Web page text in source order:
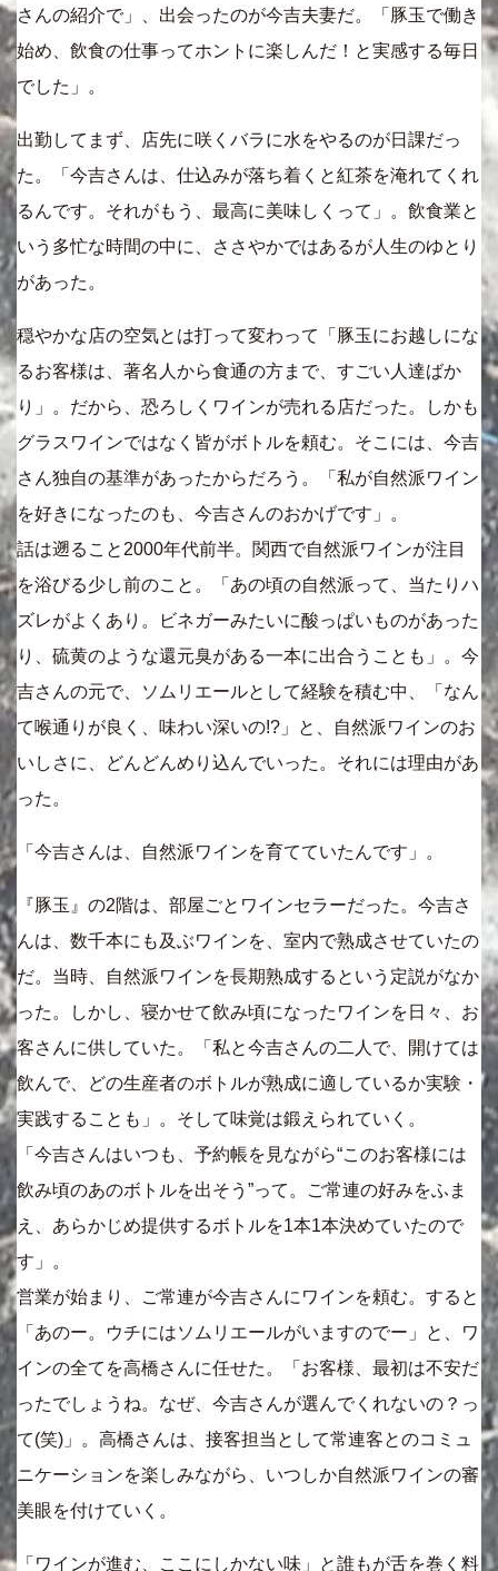
さんの紹介で」、出会ったのが今吉夫妻だ。「豚玉で働き
始め、飲食の仕事ってホントに楽しんだ！と実感する毎日
でした」。
出勤してまず、店先に咲くバラに水をやるのが日課だっ
た。「今吉さんは、仕込みが落ち着くと紅茶を淹れてくれ
るんです。それがもう、最高に美味しくって」。飲食業と
いう多忙な時間の中に、ささやかではあるが人生のゆとり
があった。
穏やかな店の空気とは打って変わって「豚玉にお越しにな
るお客様は、著名人から食通の方まで、すごい人達ばか
り」。だから、恐ろしくワインが売れる店だった。しかも
グラスワインではなく皆がボトルを頼む。そこには、今吉
さん独自の基準があったからだろう。「私が自然派ワイン
を好きになったのも、今吉さんのおかげです」。
話は遡ること2000年代前半。関西で自然派ワインが注目
を浴びる少し前のこと。「あの頃の自然派って、当たりハ
ズレがよくあり。ビネガーみたいに酸っぱいものがあった
り、硫黄のような還元臭がある一本に出合うことも」。今
吉さんの元で、ソムリエールとして経験を積む中、「なん
て喉通りが良く、味わい深いの!?」と、自然派ワインのお
いしさに、どんどんめり込んでいった。それには理由があ
った。
「今吉さんは、自然派ワインを育てていたんです」。
『豚玉』の2階は、部屋ごとワインセラーだった。今吉さ
んは、数千本にも及ぶワインを、室内で熟成させていたの
だ。当時、自然派ワインを長期熟成するという定説がなか
った。しかし、寝かせて飲み頃になったワインを日々、お
客さんに供していた。「私と今吉さんの二人で、開けては
飲んで、どの生産者のボトルが熟成に適しているか実験・
実践することも」。そして味覚は鍛えられていく。
「今吉さんはいつも、予約帳を見ながら“このお客様には
飲み頃のあのボトルを出そう”って。ご常連の好みをふま
え、あらかじめ提供するボトルを1本1本決めていたので
す」。
営業が始まり、ご常連が今吉さんにワインを頼む。すると
「あのー。ウチにはソムリエールがいますのでー」と、ワ
インの全てを高橋さんに任せた。「お客様、最初は不安だ
ったでしょうね。なぜ、今吉さんが選んでくれないの？っ
て(笑)」。高橋さんは、接客担当として常連客とのコミュ
ニケーションを楽しみながら、いつしか自然派ワインの審
美眼を付けていく。
「ワインが進む、ここにしかない味」と誰もが舌を巻く料